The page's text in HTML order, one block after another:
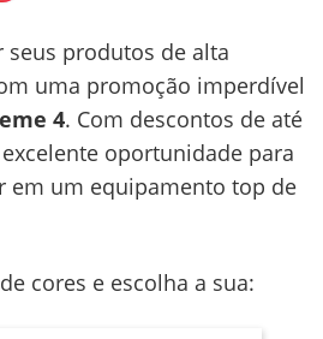
seus produtos de alta
uma promoção imperdível
4. Com descontos de até
oportunidade para
em um equipamento top de
cores e escolha a sua: